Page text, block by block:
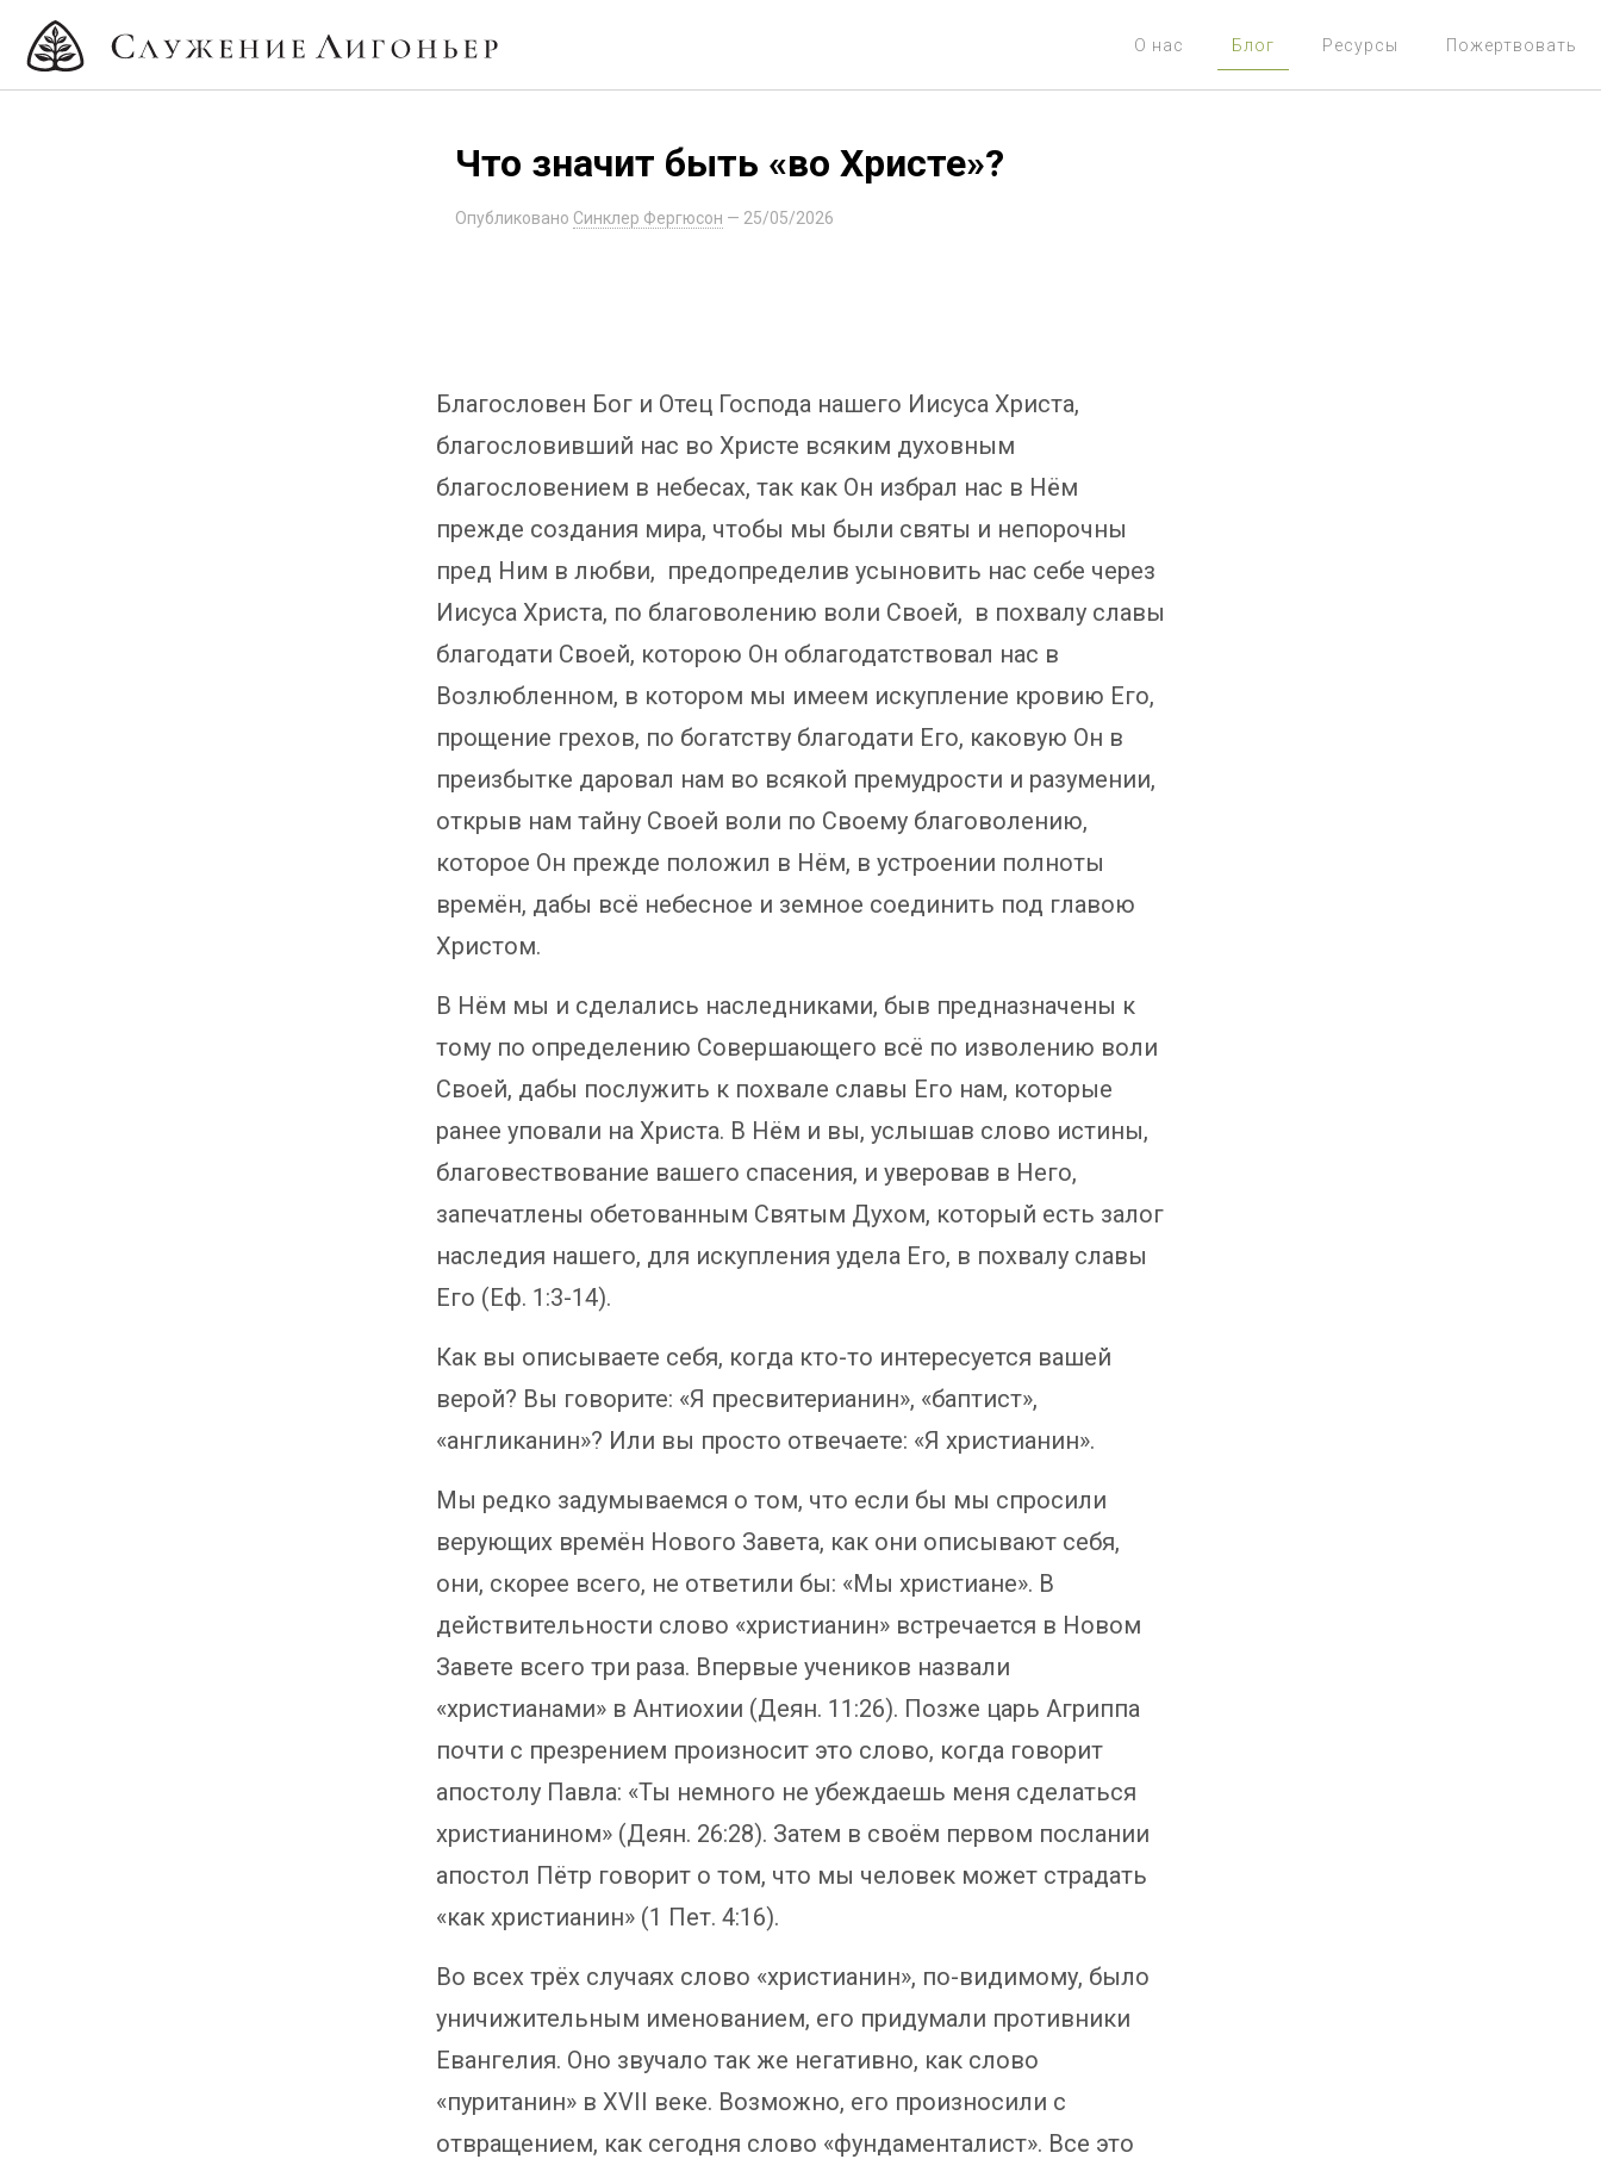
О нас Блог Ресурсы Пожертвовать
Что значит быть «во Христе»?
Опубликовано Синклер Фергюсон — 25/05/2026
Благословен Бог и Отец Господа нашего Иисуса Христа,
благословивший нас во Христе всяким духовным
благословением в небесах, так как Он избрал нас в Нём
прежде создания мира, чтобы мы были святы и непорочны
пред Ним в любви, предопределив усыновить нас себе через
Иисуса Христа, по благоволению воли Своей, в похвалу славы
благодати Своей, которою Он облагодатствовал нас в
Возлюбленном, в котором мы имеем искупление кровию Его,
прощение грехов, по богатству благодати Его, каковую Он в
преизбытке даровал нам во всякой премудрости и разумении,
открыв нам тайну Своей воли по Своему благоволению,
которое Он прежде положил в Нём, в устроении полноты
времён, дабы всё небесное и земное соединить под главою
Христом.
В Нём мы и сделались наследниками, быв предназначены к
тому по определению Совершающего всё по изволению воли
Своей, дабы послужить к похвале славы Его нам, которые
ранее уповали на Христа. В Нём и вы, услышав слово истины,
благовествование вашего спасения, и уверовав в Него,
запечатлены обетованным Святым Духом, который есть залог
наследия нашего, для искупления удела Его, в похвалу славы
Его (Еф. 1:3-14).
Как вы описываете себя, когда кто-то интересуется вашей
верой? Вы говорите: «Я пресвитерианин», «баптист»,
«англиканин»? Или вы просто отвечаете: «Я христианин».
Мы редко задумываемся о том, что если бы мы спросили
верующих времён Нового Завета, как они описывают себя,
они, скорее всего, не ответили бы: «Мы христиане». В
действительности слово «христианин» встречается в Новом
Завете всего три раза. Впервые учеников назвали
«христианами» в Антиохии (Деян. 11:26). Позже царь Агриппа
почти с презрением произносит это слово, когда говорит
апостолу Павла: «Ты немного не убеждаешь меня сделаться
христианином» (Деян. 26:28). Затем в своём первом послании
апостол Пётр говорит о том, что мы человек может страдать
«как христианин» (1 Пет. 4:16).
Во всех трёх случаях слово «христианин», по-видимому, было
уничижительным именованием, его придумали противники
Евангелия. Оно звучало так же негативно, как слово
«пуританин» в XVII веке. Возможно, его произносили с
отвращением, как сегодня слово «фундаменталист». Все это